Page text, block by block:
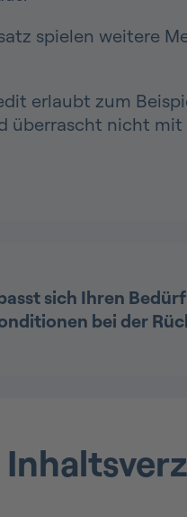
spielen weitere
erlaubt zum
überrascht nicht mit
sich Ihren
bei der